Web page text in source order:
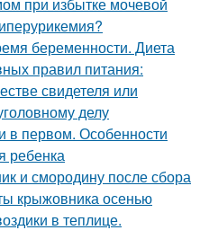
беременности. Диета
правил питания:
свидетеля или
делу
в первом. Особенности
ребенка
и смородину после сбора
крыжовника осенью
в теплице.